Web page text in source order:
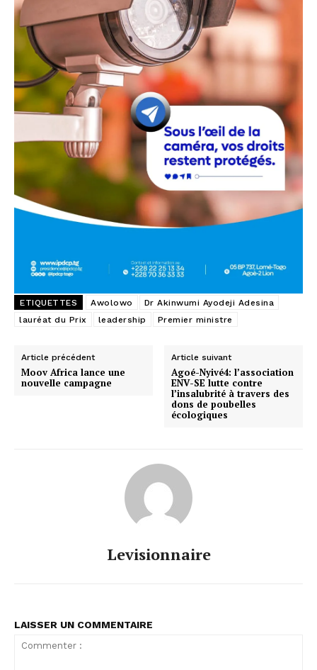
ETIQUETTES Awolowo
Dr Akinwumi Ayodeji Adesina
lauréat du Prix
leadership Premier ministre
Article précédent
Moov Africa lance une
nouvelle campagne
Article suivant
Agoé-Nyivé4: l’association
ENV-SE lutte contre
l’insalubrité à travers des
dons de poubelles
écologiques
Levisionnaire
LAISSER UN COMMENTAIRE